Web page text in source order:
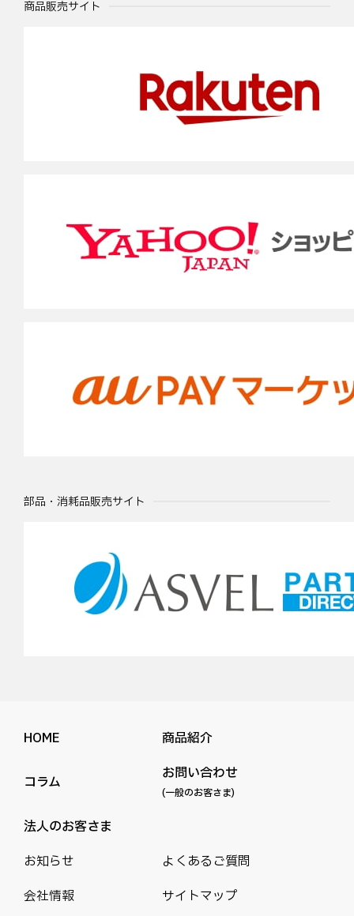
商品販売サイト
部品・消耗品販売サイト
HOME 商品紹介
コラム お問い合わせ
(一般のお客さま)
法人のお客さま
お知らせ
よくあるご質問
会社情報
サイトマップ